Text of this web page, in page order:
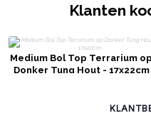
Klanten
Medium Bol Top Terrarium op
Donker Tung Hout - 17x22cm